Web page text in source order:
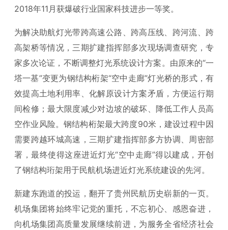
2018年11月获爆破行业国家科技进步一等奖。
为解决助航灯光带跨高速公路、跨高压线、跨河流、跨
高架桥等情况，三期扩建指挥部多次现场调查研究，专
家多次论证，不断调整灯光系统设计方案。由原来的“一
塔一基”变更为钢结构桁架“空中走廊”灯光桥的形式，有
效提高土地利用率、化解原设计方案矛盾，方便运行期
间检修；最大限度减少对边坡的破坏、降低工作人员高
空作业风险。钢结构桁架最大跨度90米，建设过程中因
需要跨越环城高速，三期扩建指挥部多方协调、周密部
署，最终使得这座进近灯光“空中走廊”得以建成，开创
了钢结构珩架用于民航机场进近灯光系统建设的先河。
新建东跑道的投运，翻开了贵州民航历史崭新的一页。
机场集团将始终牢记党的重托，不忘初心、感恩奋进，
向机场集团高质量发展继续前进，为服务全省经济社会